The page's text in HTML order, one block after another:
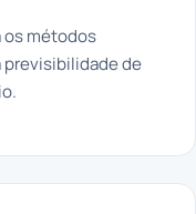
métodos
previsibilidade de